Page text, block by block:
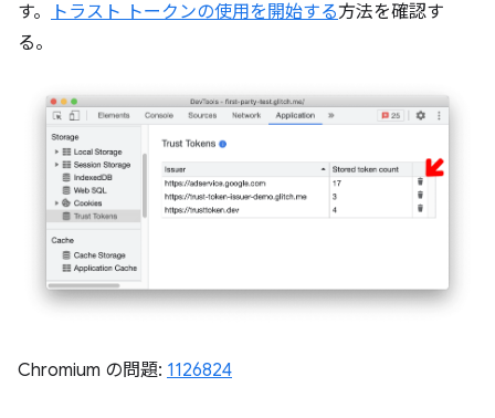
す。
トラスト トークンの使用を開始する方法を確認す
る。
Chromium の問題: 1126824